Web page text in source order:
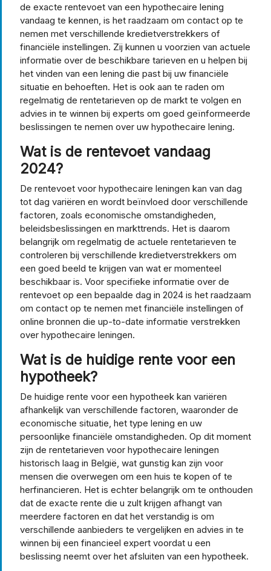
de exacte rentevoet van een hypothecaire lening
vandaag te kennen, is het raadzaam om contact op te
nemen met verschillende kredietverstrekkers of
financiële instellingen. Zij kunnen u voorzien van actuele
informatie over de beschikbare tarieven en u helpen bij
het vinden van een lening die past bij uw financiële
situatie en behoeften. Het is ook aan te raden om
regelmatig de rentetarieven op de markt te volgen en
advies in te winnen bij experts om goed geïnformeerde
beslissingen te nemen over uw hypothecaire lening.
Wat is de rentevoet vandaag
2024?
De rentevoet voor hypothecaire leningen kan van dag
tot dag variëren en wordt beïnvloed door verschillende
factoren, zoals economische omstandigheden,
beleidsbeslissingen en markttrends. Het is daarom
belangrijk om regelmatig de actuele rentetarieven te
controleren bij verschillende kredietverstrekkers om
een goed beeld te krijgen van wat er momenteel
beschikbaar is. Voor specifieke informatie over de
rentevoet op een bepaalde dag in 2024 is het raadzaam
om contact op te nemen met financiële instellingen of
online bronnen die up-to-date informatie verstrekken
over hypothecaire leningen.
Wat is de huidige rente voor een
hypotheek?
De huidige rente voor een hypotheek kan variëren
afhankelijk van verschillende factoren, waaronder de
economische situatie, het type lening en uw
persoonlijke financiële omstandigheden. Op dit moment
zijn de rentetarieven voor hypothecaire leningen
historisch laag in België, wat gunstig kan zijn voor
mensen die overwegen om een huis te kopen of te
herfinancieren. Het is echter belangrijk om te onthouden
dat de exacte rente die u zult krijgen afhangt van
meerdere factoren en dat het verstandig is om
verschillende aanbieders te vergelijken en advies in te
winnen bij een financieel expert voordat u een
beslissing neemt over het afsluiten van een hypotheek.